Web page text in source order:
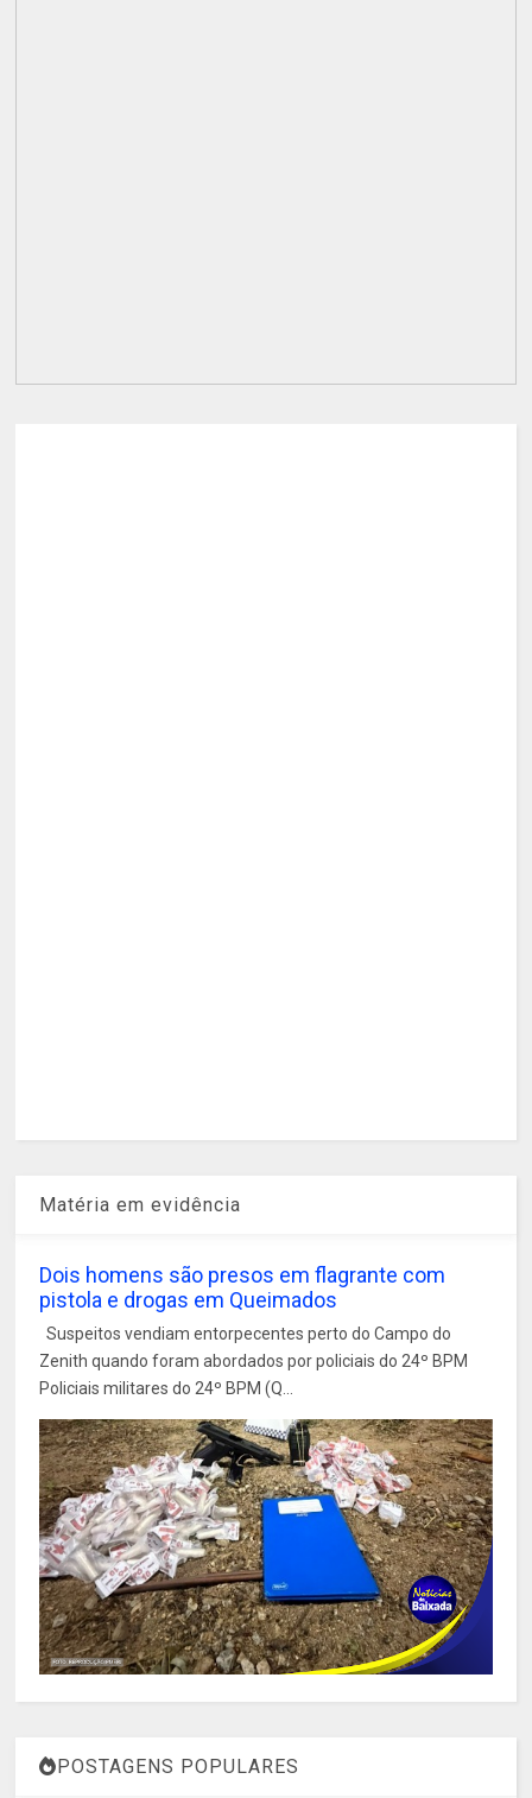
Matéria em evidência
Dois homens são presos em flagrante com
pistola e drogas em Queimados
Suspeitos vendiam entorpecentes perto do Campo do
Zenith quando foram abordados por policiais do 24º BPM
Policiais militares do 24º BPM (Q...
POSTAGENS POPULARES